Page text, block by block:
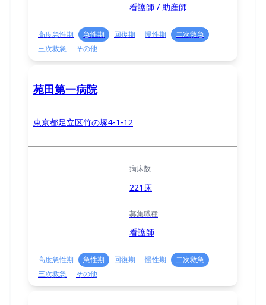
看護師 / 助産師
高度急性期 急性期 回復期 慢性期
二次救急
三次救急
その他
苑田第一病院
東京都足立区竹の塚4-1-12
病床数
221床
募集職種
看護師
高度急性期 急性期 回復期 慢性期
二次救急
三次救急
その他